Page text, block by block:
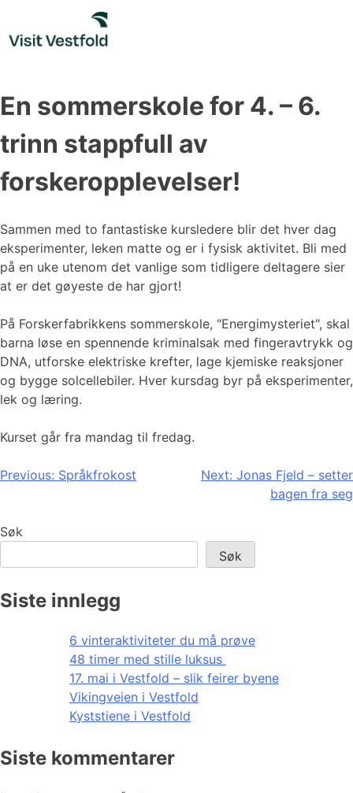
content
En sommerskole for 4. – 6.
trinn stappfull av
forskeropplevelser!
Sammen med to fantastiske kursledere blir det hver dag
eksperimenter, leken matte og er i fysisk aktivitet. Bli med
på en uke utenom det vanlige som tidligere deltagere sier
at er det gøyeste de har gjort!
På Forskerfabrikkens sommerskole, "Energimysteriet", skal
barna løse en spennende kriminalsak med fingeravtrykk og
DNA, utforske elektriske krefter, lage kjemiske reaksjoner
og bygge solcellebiler. Hver kursdag byr på eksperimenter,
lek og læring.
Kurset går fra mandag til fredag.
Innleggsnavigasjon
Previous: Språkfrokost Next: Jonas Fjeld – setter
bagen fra seg
Søk
Søk
Siste innlegg
6 vinteraktiviteter du må prøve
48 timer med stille luksus
17. mai i Vestfold – slik feirer byene
Vikingveien i Vestfold
Kyststiene i Vestfold
Siste kommentarer